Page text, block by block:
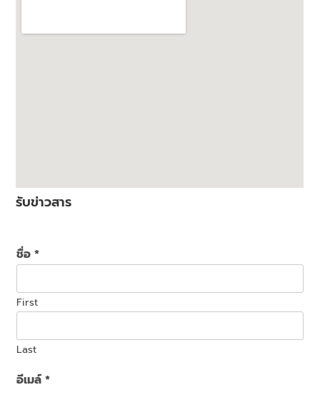
รับข่าวสาร
ชื่อ*
First
Last
อีเมล์*